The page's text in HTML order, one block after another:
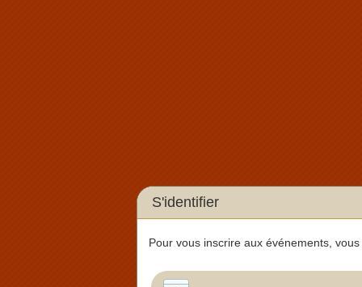
S'identifier
Pour vous inscrire aux événements,